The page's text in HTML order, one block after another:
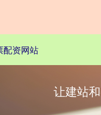
配资网站
让建站